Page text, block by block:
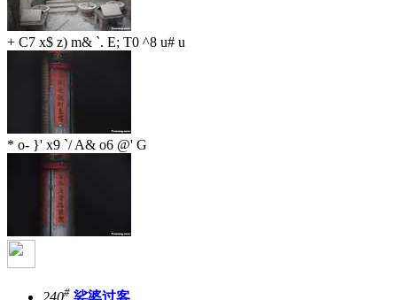
+ C7 x$ z) m& `. E; T0 ^8 u# u
* o- }' x9 `/ A& o6 @' G
#